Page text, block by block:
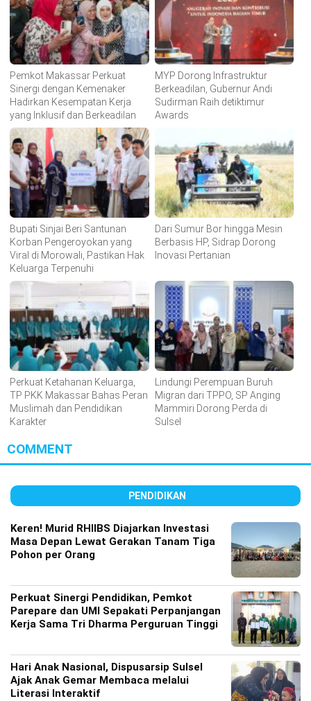
Pemkot Makassar Perkuat
Sinergi dengan Kemenaker
Hadirkan Kesempatan Kerja
yang Inklusif dan Berkeadilan
MYP Dorong Infrastruktur
Berkeadilan, Gubernur Andi
Sudirman Raih detiktimur
Awards
Bupati Sinjai Beri Santunan
Korban Pengeroyokan yang
Viral di Morowali, Pastikan Hak
Keluarga Terpenuhi
Dari Sumur Bor hingga Mesin
Berbasis HP, Sidrap Dorong
Inovasi Pertanian
Perkuat Ketahanan Keluarga,
TP PKK Makassar Bahas Peran
Muslimah dan Pendidikan
Karakter
Lindungi Perempuan Buruh
Migran dari TPPO, SP Anging
Mammiri Dorong Perda di
Sulsel
COMMENT
PENDIDIKAN
Keren! Murid RHIIBS Diajarkan Investasi
Masa Depan Lewat Gerakan Tanam Tiga
Pohon per Orang
Perkuat Sinergi Pendidikan, Pemkot
Parepare dan UMI Sepakati Perpanjangan
Kerja Sama Tri Dharma Perguruan Tinggi
Hari Anak Nasional, Dispusarsip Sulsel
Ajak Anak Gemar Membaca melalui
Literasi Interaktif